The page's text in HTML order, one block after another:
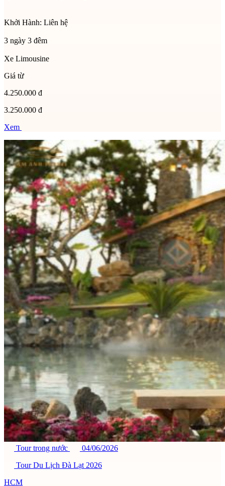
Khởi Hành: Liên hệ
3 ngày 3 đêm
Xe Limousine
Giá từ
4.250.000 đ
3.250.000 đ
Xem
Tour trong nước
04/06/2026
Tour Du Lịch Đà Lạt 2026
HCM